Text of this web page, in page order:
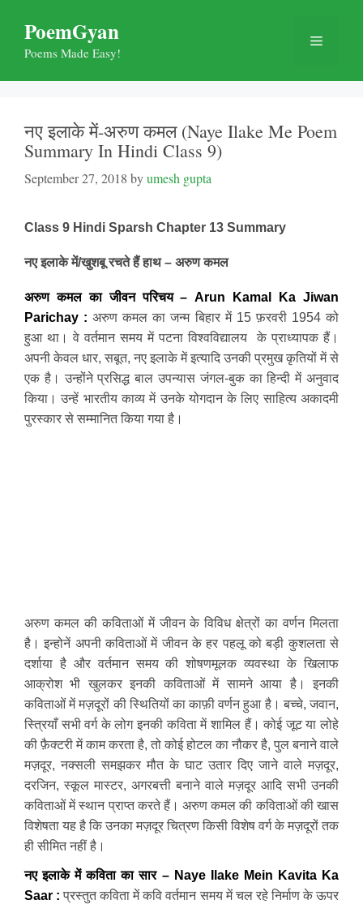
content
PoemGyan
Poems Made Easy!
Menu
नए इलाके में-अरुण कमल (Naye Ilake Me Poem
Summary In Hindi Class 9)
September 27, 2018 byumesh gupta
Class 9 Hindi Sparsh Chapter 13 Summary
नए इलाके में/खुशबू रचते हैं हाथ – अरुण कमल
अरुण कमल का जीवन परिचय – Arun Kamal Ka Jiwan
Parichay :अरुण कमल का जन्म बिहार में 15 फ़रवरी 1954 को
हुआ था। वे वर्तमान समय में पटना विश्वविद्यालय के प्राध्यापक हैं।
अपनी केवल धार, सबूत, नए इलाके में इत्यादि उनकी प्रमुख कृतियों में से
एक है। उन्होंने प्रसिद्ध बाल उपन्यास जंगल-बुक का हिन्दी में अनुवाद
किया। उन्हें भारतीय काव्य में उनके योगदान के लिए साहित्य अकादमी
पुरस्कार से सम्मानित किया गया है।
अरुण कमल की कविताओं में जीवन के विविध क्षेत्रों का वर्णन मिलता
है। इन्होनें अपनी कविताओं में जीवन के हर पहलू को बड़ी कुशलता से
दर्शाया है और वर्तमान समय की शोषणमूलक व्यवस्था के खिलाफ
आक्रोश भी खुलकर इनकी कविताओं में सामने आया है। इनकी
कविताओं में मज़दूरों की स्थितियों का काफ़ी वर्णन हुआ है। बच्चे, जवान,
स्त्रियाँ सभी वर्ग के लोग इनकी कविता में शामिल हैं। कोई जूट या लोहे
की फ़ैक्टरी में काम करता है, तो कोई होटल का नौकर है, पुल बनाने वाले
मज़दूर, नक्सली समझकर मौत के घाट उतार दिए जाने वाले मज़दूर,
दरजिन, स्कूल मास्टर, अगरबत्ती बनाने वाले मज़दूर आदि सभी उनकी
कविताओं में स्थान प्राप्त करते हैं। अरुण कमल की कविताओं की खास
विशेषता यह है कि उनका मज़दूर चित्रण किसी विशेष वर्ग के मज़दूरों तक
ही सीमित नहीं है।
नए इलाके में कविता का सार – Naye Ilake Mein Kavita Ka
Saar : प्रस्तुत कविता में कवि वर्तमान समय में चल रहे निर्माण के ऊपर